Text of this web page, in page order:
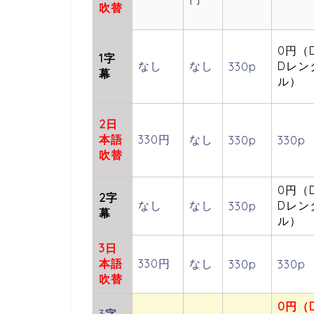
吹替
1字
幕
なし なし 330p
0円（
Dレン
ル）
2日
本語
吹替
330円 なし 330p 330p
2字
幕
なし なし 330p
0円（
Dレン
ル）
3日
本語
吹替
330円 なし 330p 330p
0円（